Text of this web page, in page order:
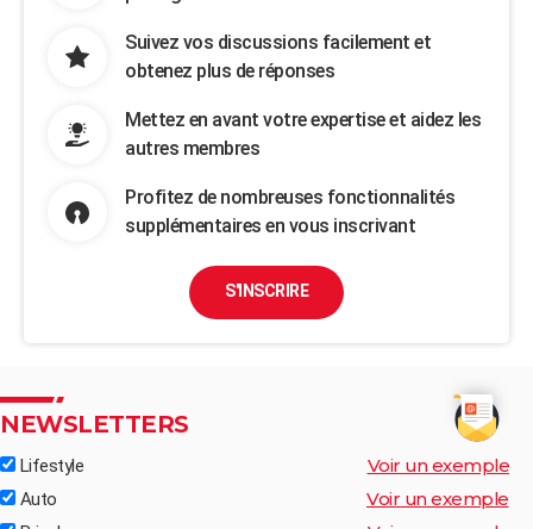
Suivez vos discussions facilement et
obtenez plus de réponses
Mettez en avant votre expertise et aidez les
autres membres
Profitez de nombreuses fonctionnalités
supplémentaires en vous inscrivant
S'INSCRIRE
NEWSLETTERS
Lifestyle Voir un exemple
Auto Voir un exemple